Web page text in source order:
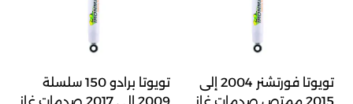
تويوتا فورتشنر 2004 إلى
تويوتا برادو 150 سلسلة